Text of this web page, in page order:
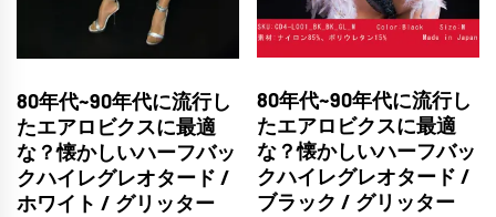
80年代~90年代に流行し
たエアロビクスに最適
な？懐かしいハーフバッ
クハイレグレオタード /
ホワイト / グリッター
80年代~90年代に流行し
たエアロビクスに最適
な？懐かしいハーフバッ
クハイレグレオタード /
ブラック / グリッター